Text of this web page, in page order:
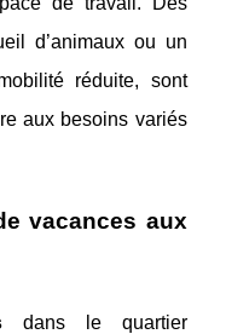
d’animaux ou un
réduite, sont
aux besoins variés
vacances aux
dans le quartier